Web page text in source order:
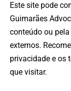
Este site pode
Guimarães
conteúdo ou
externos.
privacidade e os
que visitar.